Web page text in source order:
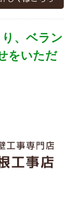
、ベラン
をいただ